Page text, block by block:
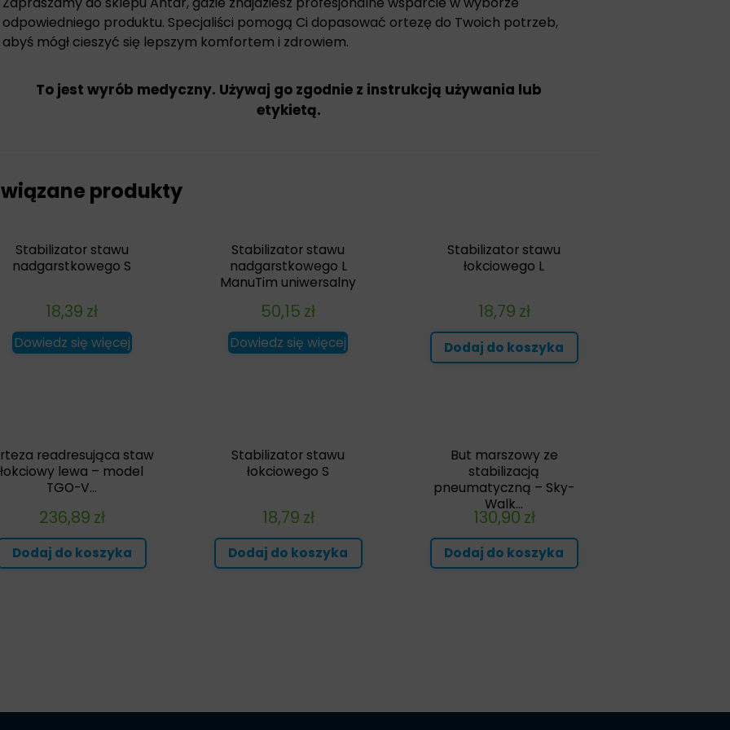
odpowiedniego produktu. Specjaliści pomogą Ci dopasować ortezę do Twoich potrzeb,
abyś mógł cieszyć się lepszym komfortem i zdrowiem.
To jest wyrób medyczny. Używaj go zgodnie z instrukcją używania lub
etykietą.
produkty
Stabilizator stawu
nadgarstkowego S
18,39 zł
Dowiedz się więcej
Stabilizator stawu
nadgarstkowego L
ManuTim uniwersalny
50,15 zł
Dowiedz się więcej
Stabilizator stawu
łokciowego L
18,79 zł
Dodaj do koszyka
readresująca staw
łokciowy lewa – model
TGO-V...
236,89 zł
Dodaj do koszyka
Stabilizator stawu
łokciowego S
18,79 zł
Dodaj do koszyka
But marszowy ze
stabilizacją
pneumatyczną – Sky-
Walk...
130,90 zł
Dodaj do koszyka